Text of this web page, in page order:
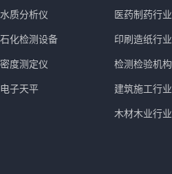
水质分析仪
石化检测设备
密度测定仪
电子天平
医药制药行业
印刷造纸行业
检测检验机构
建筑施工行业
木材木业行业